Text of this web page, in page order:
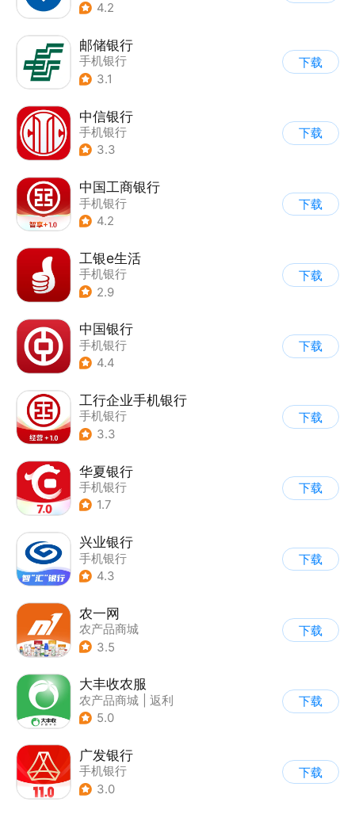
4.2
邮储银行
手机银行
3.1
下载
中信银行
手机银行
3.3
下载
中国工商银行
手机银行
4.2
下载
工银e生活
手机银行
2.9
下载
中国银行
手机银行
4.4
下载
工行企业手机银行
手机银行
3.3
下载
华夏银行
手机银行
1.7
下载
兴业银行
手机银行
4.3
下载
农一网
农产品商城
3.5
下载
大丰收农服
农产品商城
返利
5.0
下载
广发银行
手机银行
3.0
下载